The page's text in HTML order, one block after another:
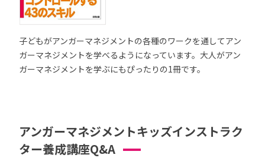
子どもがアンガーマネジメントの各種のワークを通してアン
ガーマネジメントを学べるようになっています。大人がアン
ガーマネジメントを学ぶにもぴったりの1冊です。
アンガーマネジメントキッズインストラク
ター養成講座Q&A